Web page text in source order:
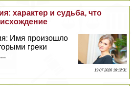
хаpaктер и судьба, что
Имя произошло
греки
19 07 2026 16:12:31